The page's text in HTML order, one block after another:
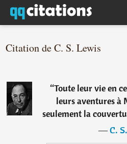
Citation de C. S. Lewis
“Toute leur vie en
leurs aventures à
seulement la
―C.